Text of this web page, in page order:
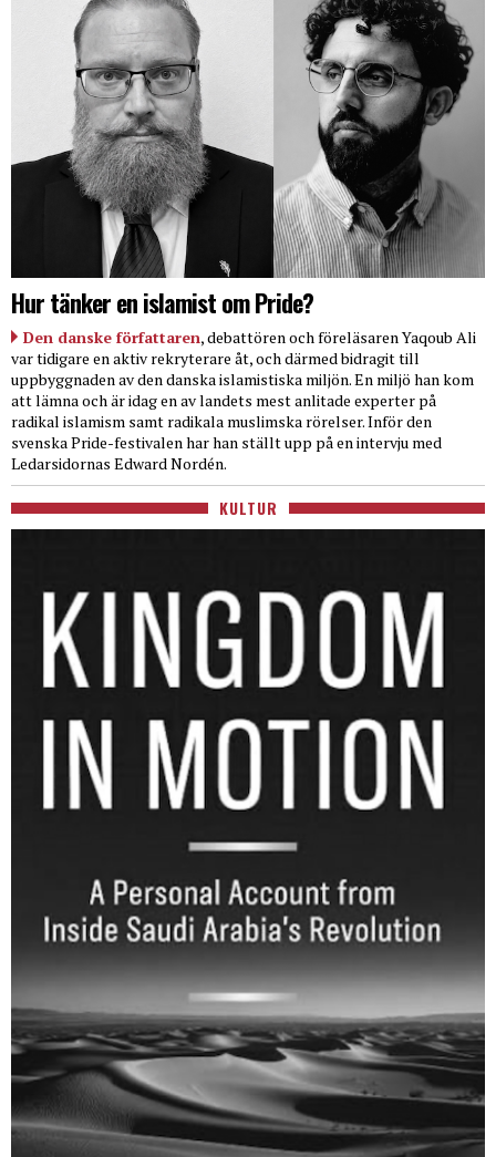
Hur tänker en islamist om Pride?
Den danske författaren, debattören och föreläsaren Yaqoub Ali
var tidigare en aktiv rekryterare åt, och därmed bidragit till
uppbyggnaden av den danska islamistiska miljön. En miljö han kom
att lämna och är idag en av landets mest anlitade experter på
radikal islamism samt radikala muslimska rörelser. Inför den
svenska Pride-festivalen har han ställt upp på en intervju med
Ledarsidornas Edward Nordén.
KULTUR